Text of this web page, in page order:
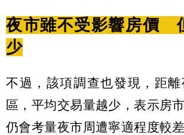
夜市雖不受影響房價
少
不過，該項調查也發現，距
區，平均交易量越少，表示房
仍會考量夜市周遭寧適程度較